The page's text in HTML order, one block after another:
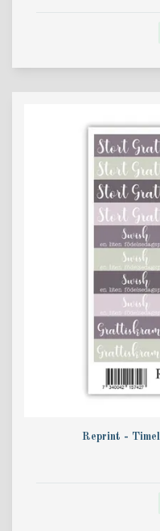
Reprint -